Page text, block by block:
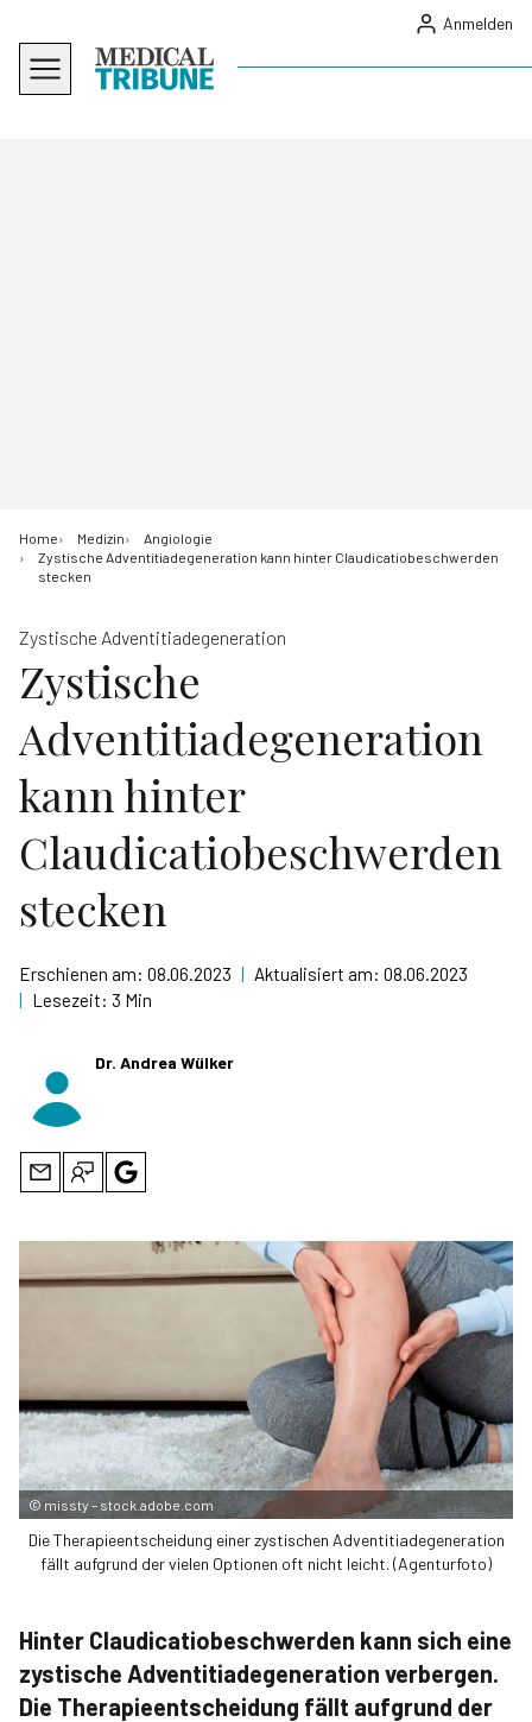
Anmelden
Home Medizin
Angiologie
Zystische Adventitiadegeneration kann hinter Claudicatiobeschwerden
stecken
Zystische Adventitiadegeneration
Zystische
Adventitiadegeneration
kann hinter
Claudicatiobeschwerden
stecken
Erschienen am: 08.06.2023 | Aktualisiert am: 08.06.2023
| Lesezeit: 3 Min
Dr. Andrea Wülker
© missty – stock.adobe.com
Die Therapie­entscheidung einer zystischen Adventitiadegeneration
fällt aufgrund der vielen Optionen oft nicht leicht. (Agenturfoto)
Hinter Claudicatiobeschwerden kann sich eine
zystische Adventitiadegeneration verbergen.
Die Therapie­entscheidung fällt aufgrund der